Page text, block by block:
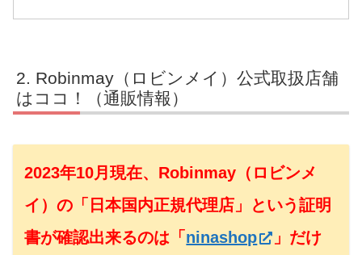
Robinmay（ロビンメイ）公式取扱店舗
はココ！（通販情報）
2023年10月現在、Robinmay（ロビンメ
イ）の「日本国内正規代理店」という証明
書が確認出来るのは「 ninashop
」だけ